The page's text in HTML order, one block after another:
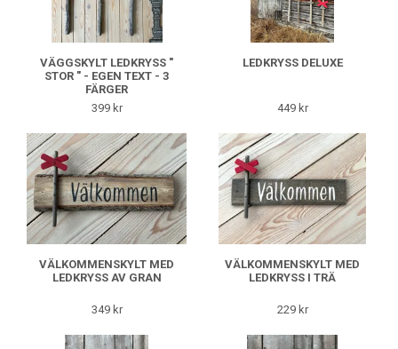
VÄGGSKYLT LEDKRYSS "
STOR " - EGEN TEXT - 3
FÄRGER
399 kr
LEDKRYSS DELUXE
449 kr
VÄLKOMMENSKYLT MED
LEDKRYSS AV GRAN
349 kr
VÄLKOMMENSKYLT MED
LEDKRYSS I TRÄ
229 kr